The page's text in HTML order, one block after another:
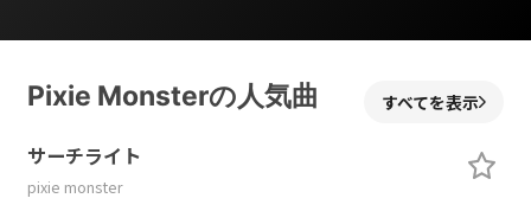
Pixie Monsterの人気曲 すべてを表示
サーチライト
pixie monster